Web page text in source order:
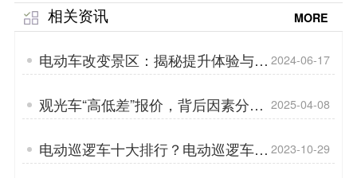
相关资讯 MORE
电动车改变景区：揭秘提升体验与效
率的秘诀！「专菱」
2024-06-17
观光车“高低差”报价，背后因素分析-
专菱
2025-04-08
电动巡逻车十大排行？电动巡逻车底
盘技术？「专菱」
2023-10-29